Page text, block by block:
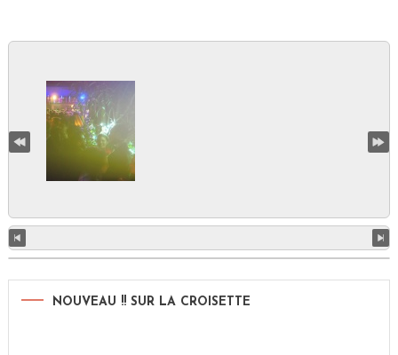
NOUVEAU !! SUR LA CROISETTE